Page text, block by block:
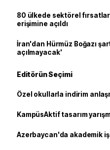
80 ülkede sektörel fırsatlar
erişimine açıldı
İran'dan Hürmüz Boğazı
açılmayacak'
Editörün Seçimi
Özel okullarla indirim
KampüsAktif tasarım
Azerbaycan'da akademik